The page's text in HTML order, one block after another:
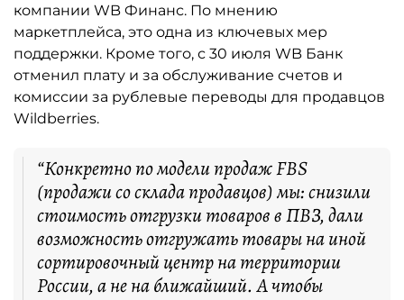
компании WB Финанс. По мнению
маркетплейса, это одна из ключевых мер
поддержки. Кроме того, с 30 июля WB Банк
отменил плату и за обслуживание счетов и
комиссии за рублевые переводы для продавцов
Wildberries.
“Конкретно по модели продаж FBS
(продажи со склада продавцов) мы: снизили
стоимость отгрузки товаров в ПВЗ, дали
возможность отгружать товары на иной
сортировочный центр на территории
России, а не на ближайший. А чтобы